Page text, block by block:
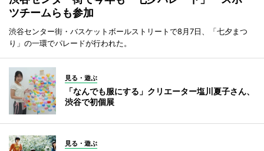
ツチームらも参加
渋谷センター街・バスケットボールストリートで8月7日、「七夕まつ
り」の一環でパレードが行われた。
見る・遊ぶ
「なんでも服にする」クリエーター塩川夏子さん、
渋谷で初個展
見る・遊ぶ